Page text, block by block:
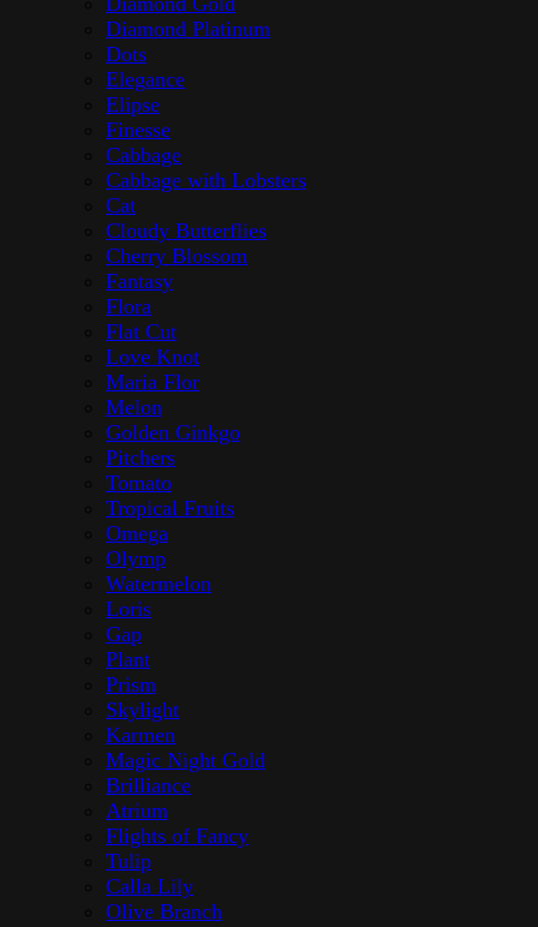
Diamond Platinum
Dots
Elegance
Elipse
Finesse
Cabbage
Cabbage with Lobsters
Cat
Cloudy Butterflies
Cherry Blossom
Fantasy
Flora
Flat Cut
Love Knot
Maria Flor
Melon
Golden Ginkgo
Pitchers
Tomato
Tropical Fruits
Omega
Olymp
Watermelon
Loris
Gap
Plant
Prism
Skylight
Karmen
Magic Night Gold
Brilliance
Atrium
Flights of Fancy
Tulip
Calla Lily
Olive Branch